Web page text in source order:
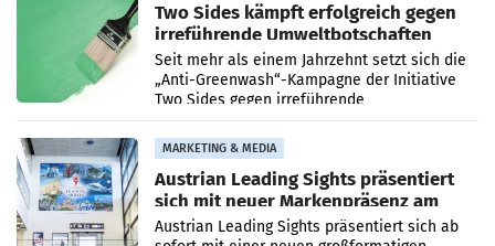
Two Sides kämpft erfolgreich gegen
irreführende Umweltbotschaften
beim Papiereinsatz
Seit mehr als einem Jahrzehnt setzt sich die
„Anti-Greenwash“-Kampagne der Initiative
Two Sides gegen irreführende
Umweltaussagen bei Papierkommunikation
und papierbasierten Verpackungen
MARKETING & MEDIA
Austrian Leading Sights präsentiert
sich mit neuer Markenpräsenz am
Flughafen Wien
Austrian Leading Sights präsentiert sich ab